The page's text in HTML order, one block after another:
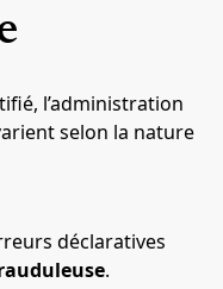
l’administration
selon la nature
déclaratives
.